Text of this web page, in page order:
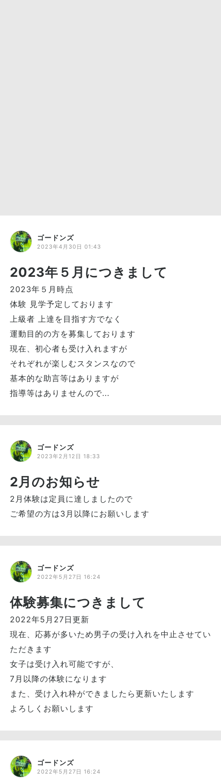
ゴードンズ
2023年4月30日 01:43
2023年５月につきまして
2023年５月時点
体験 見学予定しております
上級者 上達を目指す方でなく
運動目的の方を募集しております
現在、初心者も受け入れますが
それぞれが楽しむスタンスなので
基本的な助言等はありますが
指導等はありませんので...
ゴードンズ
2023年2月12日 18:33
2月のお知らせ
2月体験は定員に達しましたので
ご希望の方は3月以降にお願いします
ゴードンズ
2022年5月27日 16:24
体験募集につきまして
2022年5月27日更新
現在、応募が多いため男子の受け入れを中止させてい
ただきます
女子は受け入れ可能ですが、
7月以降の体験になります
また、受け入れ枠ができましたら更新いたします
よろしくお願いします
ゴードンズ
2022年5月27日 16:24